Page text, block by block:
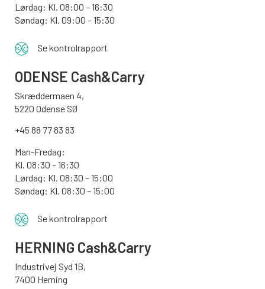
Lørdag: Kl. 08:00 – 16:30
Søndag: Kl. 09:00 – 15:30
Se kontrolrapport
ODENSE Cash&Carry
Skræddermaen 4,
5220 Odense SØ
+45 88 77 83 83
Man-Fredag:
Kl. 08:30 – 16:30
Lørdag: Kl. 08:30 – 15:00
Søndag: Kl. 08:30 – 15:00
Se kontrolrapport
HERNING Cash&Carry
Industrivej Syd 1B,
7400 Herning